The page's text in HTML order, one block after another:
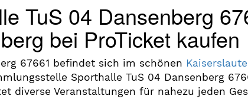
TuS 04 Dansenberg
bei ProTicket kaufen
67661 befindet sich im schönen
Sporthalle TuS 04 Dansenberg
diverse Veranstaltungen für nahezu jeden